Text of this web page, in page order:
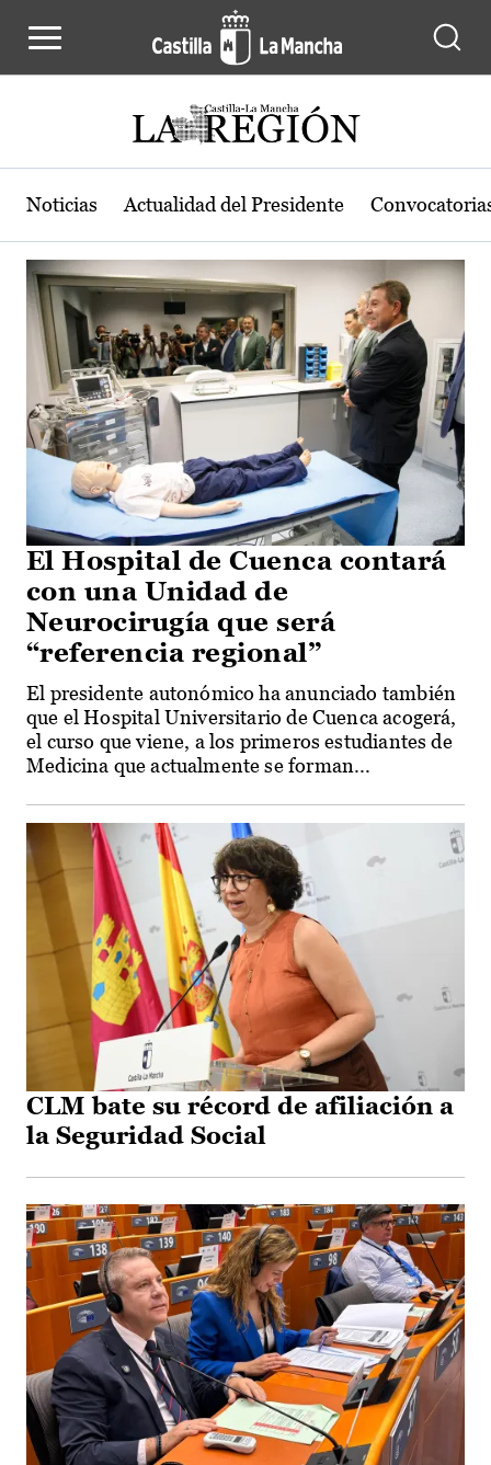
Actualidad de la región de Castilla-
Noticias Actualidad del Presidente
El Hospital de Cuenca contará
con una Unidad de
Neurocirugía que será
“referencia regional”
El presidente autonómico ha anunciado también
que el Hospital Universitario de Cuenca acogerá,
el curso que viene, a los primeros estudiantes de
Medicina que actualmente se forman...
CLM bate su récord de afiliación a
la Seguridad Social